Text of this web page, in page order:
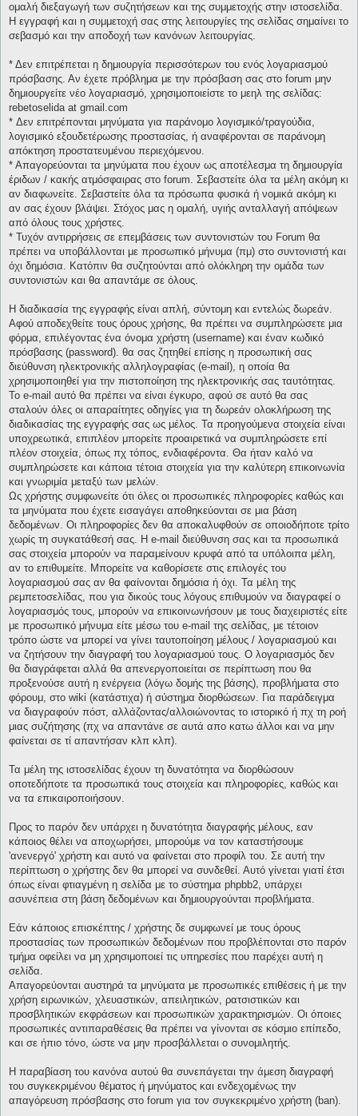
ομαλή διεξαγωγή των συζητήσεων και της συμμετοχής στην ιστοσελίδα.
Η εγγραφή και η συμμετοχή σας στης λειτουργίες της σελίδας σημαίνει το
σεβασμό και την αποδοχή των κανόνων λειτουργίας.
* Δεν επιτρέπεται η δημιουργία περισσότερων του ενός λογαριασμού
πρόσβασης. Αν έχετε πρόβλημα με την πρόσβαση σας στο forum μην
δημιουργείτε νέο λογαριασμό, χρησιμοποιείστε το μεηλ της σελίδας:
rebetoselida at gmail.com
* Δεν επιτρέπονται μηνύματα για παράνομο λογισμικό/τραγούδια,
λογισμικό εξουδετέρωσης προστασίας, ή αναφέρονται σε παράνομη
απόκτηση προστατευμένου περιεχόμενου.
* Απαγορεύονται τα μηνύματα που έχουν ως αποτέλεσμα τη δημιουργία
έριδων / κακής ατμόσφαιρας στο forum. Σεβαστείτε όλα τα μέλη ακόμη κι
αν διαφωνείτε. Σεβαστείτε όλα τα πρόσωπα φυσικά ή νομικά ακόμη κι
αν σας έχουν βλάψει. Στόχος μας η ομαλή, υγιής ανταλλαγή απόψεων
από όλους τους χρήστες.
* Τυχόν αντιρρήσεις σε επεμβάσεις των συντονιστών του Forum θα
πρέπει να υποβάλλονται με προσωπικό μήνυμα (πμ) στο συντονιστή και
όχι δημόσια. Κατόπιν θα συζητούνται από ολόκληρη την ομάδα των
συντονιστών και θα απαντάμε σε όλους.
Η διαδικασία της εγγραφής είναι απλή, σύντομη και εντελώς δωρεάν.
Αφού αποδεχθείτε τους όρους χρήσης, θα πρέπει να συμπληρώσετε μια
φόρμα, επιλέγοντας ένα όνομα χρήστη (username) και έναν κωδικό
πρόσβασης (password). θα σας ζητηθεί επίσης η προσωπική σας
διεύθυνση ηλεκτρονικής αλληλογραφίας (e-mail), η οποία θα
χρησιμοποιηθεί για την πιστοποίηση της ηλεκτρονικής σας ταυτότητας.
Το e-mail αυτό θα πρέπει να είναι έγκυρο, αφού σε αυτό θα σας
σταλούν όλες οι απαραίτητες οδηγίες για τη δωρεάν ολοκλήρωση της
διαδικασίας της εγγραφής σας ως μέλος. Τα προηγούμενα στοιχεία είναι
υποχρεωτικά, επιπλέον μπορείτε προαιρετικά να συμπληρώσετε επί
πλέον στοιχεία, όπως πχ τόπος, ενδιαφέροντα. Θα ήταν καλό να
συμπληρώσετε και κάποια τέτοια στοιχεία για την καλύτερη επικοινωνία
και γνωριμία μεταξύ των μελών.
Ως χρήστης συμφωνείτε ότι όλες οι προσωπικές πληροφορίες καθώς και
τα μηνύματα που έχετε εισαγάγει αποθηκεύονται σε μια βάση
δεδομένων. Οι πληροφορίες δεν θα αποκαλυφθούν σε οποιοδήποτε τρίτο
χωρίς τη συγκατάθεσή σας. Η e-mail διεύθυνση σας και τα προσωπικά
σας στοιχεία μπορούν να παραμείνουν κρυφά από τα υπόλοιπα μέλη,
αν το επιθυμείτε. Μπορείτε να καθορίσετε στις επιλογές του
λογαριασμού σας αν θα φαίνονται δημόσια ή όχι. Τα μέλη της
ρεμπετοσελίδας, που για δικούς τους λόγους επιθυμούν να διαγραφεί ο
λογαριασμός τους, μπορούν να επικοινωνήσουν με τους διαχειριστές είτε
με προσωπικό μήνυμα είτε μέσω του e-mail της σελίδας, με τέτοιον
τρόπο ώστε να μπορεί να γίνει ταυτοποίηση μέλους / λογαριασμού και
να ζητήσουν την διαγραφή του λογαριασμού τους. Ο λογαριασμός δεν
θα διαγράφεται αλλά θα απενεργοποιείται σε περίπτωση που θα
προξενούσε αυτή η ενέργεια (λόγω δομής της βάσης), προβλήματα στο
φόρουμ, στο wiki (κατάστιχα) ή σύστημα διορθώσεων. Για παράδειγμα
να διαγραφούν πόστ, αλλάζοντας/αλλοιώνοντας το ιστορικό ή πχ τη ροή
μιας συζήτησης (πχ να απαντάνε σε αυτά απο κατω άλλοι και να μην
φαίνεται σε τί απαντήσαν κλπ κλπ).
Τα μέλη της ιστοσελίδας έχουν τη δυνατότητα να διορθώσουν
οποτεδήποτε τα προσωπικά τους στοιχεία και πληροφορίες, καθώς και
να τα επικαιροποιήσουν.
Προς το παρόν δεν υπάρχει η δυνατότητα διαγραφής μέλους, εαν
κάποιος θέλει να αποχωρήσει, μπορούμε να τον καταστήσουμε
'ανενεργό' χρήστη και αυτό να φαίνεται στο προφίλ του. Σε αυτή την
περίπτωση ο χρήστης δεν θα μπορεί να συνδεθεί. Αυτό γίνεται γιατί έτσι
όπως είναι φτιαγμένη η σελίδα με το σύστημα phpbb2, υπάρχει
ασυνέπεια στη βάση δεδομένων και δημιουργούνται προβλήματα.
Εάν κάποιος επισκέπτης / χρήστης δε συμφωνεί με τους όρους
προστασίας των προσωπικών δεδομένων που προβλέπονται στο παρόν
τμήμα οφείλει να μη χρησιμοποιεί τις υπηρεσίες που παρέχει αυτή η
σελίδα.
Απαγορεύονται αυστηρά τα μηνύματα με προσωπικές επιθέσεις ή με την
χρήση ειρωνικών, χλευαστικών, απειλητικών, ρατσιστικών και
προσβλητικών εκφράσεων και προσωπικών χαρακτηρισμών. Οι όποιες
προσωπικές αντιπαραθέσεις θα πρέπει να γίνονται σε κόσμιο επίπεδο,
και σε ήπιο τόνο, ώστε να μην προσβάλλεται ο συνομιλητής.
Η παραβίαση του κανόνα αυτού θα συνεπάγεται την άμεση διαγραφή
του συγκεκριμένου θέματος ή μηνύματος και ενδεχομένως την
απαγόρευση πρόσβασης στο forum για τον συγκεκριμένο χρήστη (ban).